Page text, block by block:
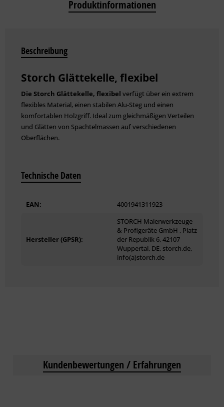
Produktinformationen
Beschreibung
Storch Glättekelle, flexibel
Die Storch Glättekelle, flexibel verfügt über ein extrem
flexibles Material, einen stabilen Alu-Steg und einen
komfortablen Holzgriff. Ideal zum gleichmäßigen Verteilen
und Glätten von Spachtelmassen auf verschiedenen
Oberflächen.
Technische Daten
EAN: 4001941311923
Hersteller (GPSR):
STORCH Malerwerkzeuge
& Profigeräte GmbH , Platz
der Republik 6, 42107
Wuppertal, DE, storch.de,
info(a)storch.de
Kundenbewertungen / Erfahrungen